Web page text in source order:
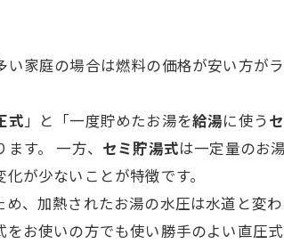
家庭の場合は燃料の価格が安い方が
式」と「一度貯めたお湯を給湯に使う
す。 一方、 セミ貯湯式は一定量のお
が少ないことが特徴です。
、加熱されたお湯の水圧は水道と変
お使いの方でも使い勝手のよい直圧